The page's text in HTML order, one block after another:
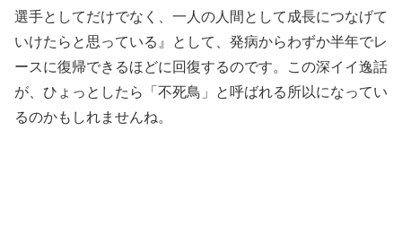
選手としてだけでなく、一人の人間として成長につなげて
いけたらと思っている』として、発病からわずか半年でレ
ースに復帰できるほどに回復するのです。この深イイ逸話
が、ひょっとしたら「不死鳥」と呼ばれる所以になってい
るのかもしれませんね。